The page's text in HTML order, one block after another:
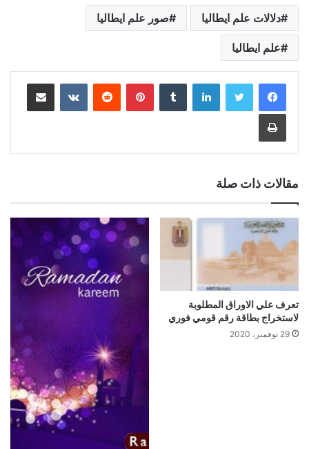
دلالات علم ايطاليا صور علم ايطاليا
علم ايطاليا
لينكدإن بينتيريست مشاركة عبر البريد
طباعة
مقالات ذات صلة
تعرف علي الاوراق المطلوبة
لاستخراج بطاقة رقم قومي فوري
29 نوفمبر، 2020